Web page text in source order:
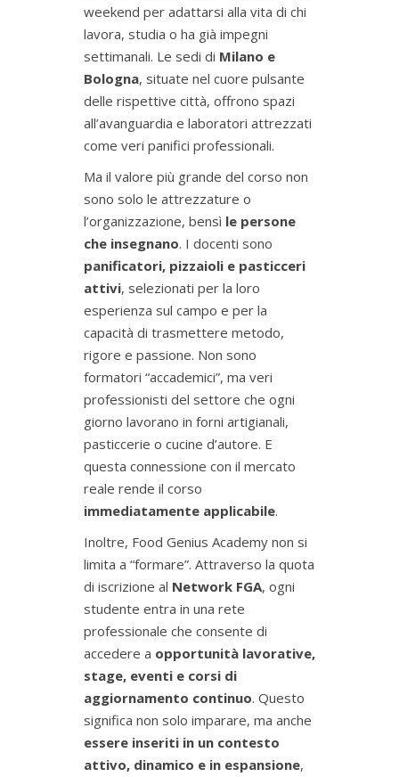
weekend per adattarsi alla vita di chi
lavora, studia o ha già impegni
settimanali. Le sedi di Milano e
Bologna, situate nel cuore pulsante
delle rispettive città, offrono spazi
all’avanguardia e laboratori attrezzati
come veri panifici professionali.
Ma il valore più grande del corso non
sono solo le attrezzature o
l’organizzazione, bensì le persone
che insegnano. I docenti sono
panificatori, pizzaioli e pasticceri
attivi, selezionati per la loro
esperienza sul campo e per la
capacità di trasmettere metodo,
rigore e passione. Non sono
formatori “accademici”, ma veri
professionisti del settore che ogni
giorno lavorano in forni artigianali,
pasticcerie o cucine d’autore. E
questa connessione con il mercato
reale rende il corso
immediatamente applicabile.
Inoltre, Food Genius Academy non si
limita a “formare”. Attraverso la quota
di iscrizione al Network FGA, ogni
studente entra in una rete
professionale che consente di
accedere a opportunità lavorative,
stage, eventi e corsi di
aggiornamento continuo. Questo
significa non solo imparare, ma anche
essere inseriti in un contesto
attivo, dinamico e in espansione,